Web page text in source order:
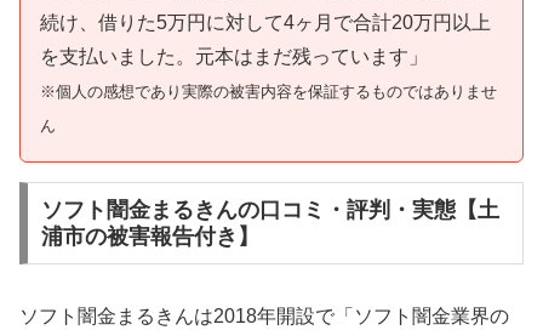
続け、借りた5万円に対して4ヶ月で合計20万円以上
を支払いました。元本はまだ残っています」
※個人の感想であり実際の被害内容を保証するものではありませ
ん
ソフト闇金まるきんの口コミ・評判・実態【土
浦市の被害報告付き】
ソフト闇金まるきんは2018年開設で「ソフト闇金業界の